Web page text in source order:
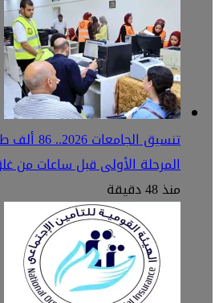
تنسيق
المرحلة الأولى قبل ساعات من
منذ 48 دقيقة